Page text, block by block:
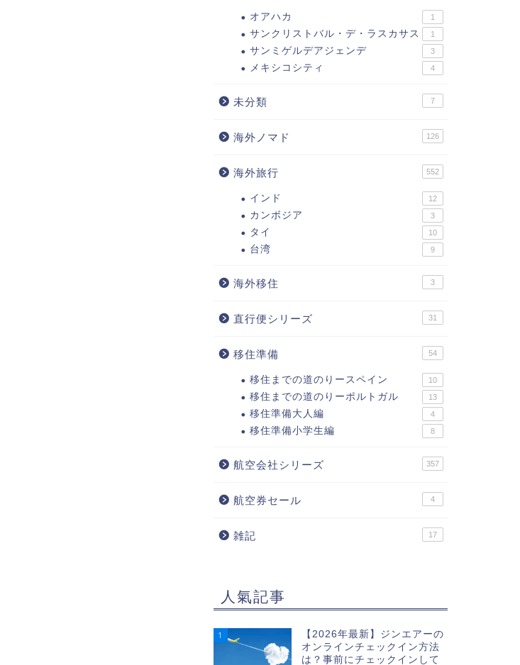
オアハカ 1
サンクリストバル・デ・ラスカサス 1
サンミゲルデアジェンデ 3
メキシコシティ 4
未分類 7
海外ノマド 126
海外旅行 552
インド 12
カンボジア 3
タイ 10
台湾 9
海外移住 3
直行便シリーズ 31
移住準備 54
移住までの道のりースペイン 10
移住までの道のりーポルトガル 13
移住準備大人編 4
移住準備小学生編 8
航空会社シリーズ 357
航空券セール 4
雑記 17
人氣記事
1
【2026年最新】ジンエアーの
オンラインチェックイン方法
は？事前にチェックインして